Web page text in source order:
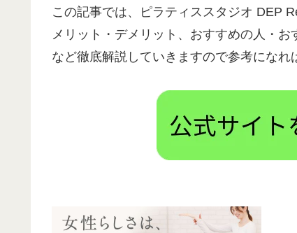
この記事では、ピラティススタジオ DEP
メリット・デメリット、おすすめの人・
など徹底解説していきますので参考になれ